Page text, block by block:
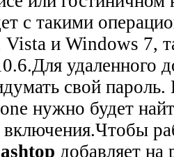
с такими
Vista и Windows 7,
Для удаленного
свой
нужно будет
включения.Чтобы
добавляет на